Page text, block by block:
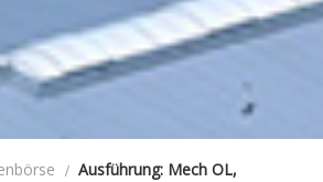
Ausführung: Mech OL,